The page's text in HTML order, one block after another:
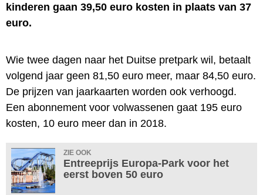
kinderen gaan 39,50 euro kosten in plaats van 37
euro.
Wie twee dagen naar het Duitse pretpark wil, betaalt
volgend jaar geen 81,50 euro meer, maar 84,50 euro.
De prijzen van jaarkaarten worden ook verhoogd.
Een abonnement voor volwassenen gaat 195 euro
kosten, 10 euro meer dan in 2018.
ZIE OOK
Entreeprijs Europa-Park voor het
eerst boven 50 euro